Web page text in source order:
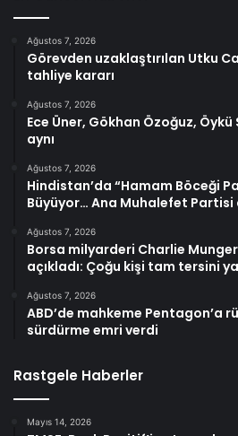
Ağustos 7, 2026
Görevden uzaklaştırılan Utku
tahliye kararı
Ağustos 7, 2026
Ece Üner, Gökhan Özoğuz,
aynı
Ağustos 7, 2026
Hindistan’da “Hamam Böceği
Büyüyor… Ana Muhalefet Partisi
Ağustos 7, 2026
Borsa milyarderi Charlie Munger
açıkladı: Çoğu kişi tam tersini
Ağustos 7, 2026
ABD’de mahkeme Pentagon’a
sürdürme emri verdi
Rastgele Haberler
Mayıs 14, 2026